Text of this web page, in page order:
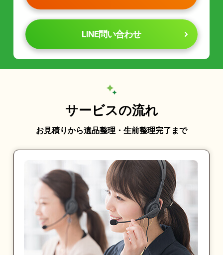
LINE問い合わせ
サービスの流れ
お見積りから遺品整理・生前整理完了まで